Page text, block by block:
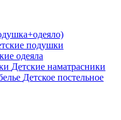
подушки
одеяла
Детские наматрасники
Детское постельное